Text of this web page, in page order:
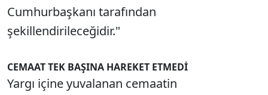
Cumhurbaşkanı tarafından
şekillendirileceğidir."
CEMAAT TEK BAŞINA HAREKET ETMEDİ
Yargı içine yuvalanan cemaatin